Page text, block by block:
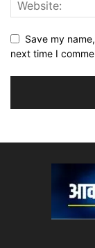
Save my
next time I